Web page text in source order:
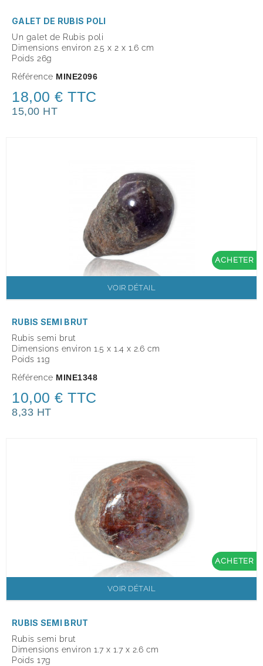
GALET DE RUBIS POLI
Un galet de Rubis poli
Dimensions environ 2.5 x 2 x 1.6 cm
Poids 26g
Référence MINE2096
18,00 € TTC
15,00 HT
ACHETER
VOIR DÉTAIL
RUBIS SEMI BRUT
Rubis semi brut
Dimensions environ 1.5 x 1.4 x 2.6 cm
Poids 11g
Référence MINE1348
10,00 € TTC
8,33 HT
ACHETER
VOIR DÉTAIL
RUBIS SEMI BRUT
Rubis semi brut
Dimensions environ 1.7 x 1.7 x 2.6 cm
Poids 17g